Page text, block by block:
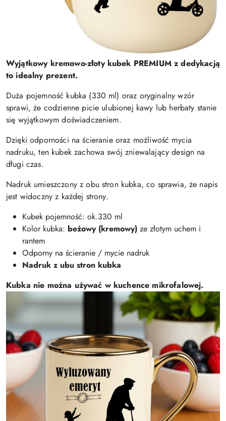
Wyjątkowy kremowo-złoty kubek PREMIUM z dedykacją
to idealny prezent.
Duża pojemność kubka (330 ml) oraz oryginalny wzór
sprawi, że codzienne picie ulubionej kawy lub herbaty stanie
się wyjątkowym doświadczeniem.
Dzięki odporności na ścieranie oraz możliwość mycia
nadruku, ten kubek zachowa swój zniewalający design na
długi czas.
Nadruk umieszczony z obu stron kubka, co sprawia, że napis
jest widoczny z każdej strony.
Kubek pojemność: ok.330 ml
Kolor kubka: beżowy (kremowy) ze złotym uchem i
rantem
Odporny na ścieranie / mycie nadruk
Nadruk z ubu stron kubka
Kubka nie można używać w kuchence mikrofalowej.